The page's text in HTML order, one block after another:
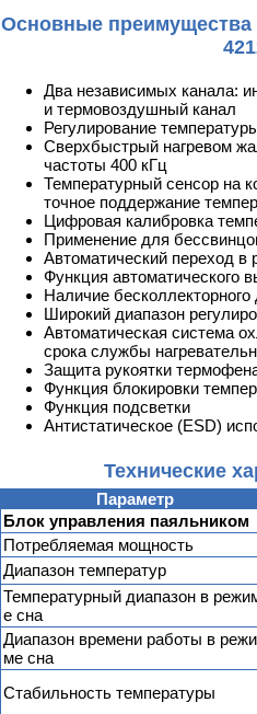
Основные преимущества
Два независимых канала:
и термовоздушный канал
Регулирование
Сверхбыстрый нагревом
частоты 400 кГц
Температурный сенсор на
точное поддержание
Цифровая калибровка
Применение для
Автоматический переход в
Функция автоматического
Наличие
Широкий диапазон
Автоматическая система
срока службы
Защита рукоятки
Функция блокировки
Функция подсветки
Антистатическое (ESD)
Технические
Параметр
Блок управления паяльником
Потребляемая мощность
Диапазон температур
Температурный диапазон в
е сна
Диапазон времени работы в режи
ме сна
Стабильность температуры